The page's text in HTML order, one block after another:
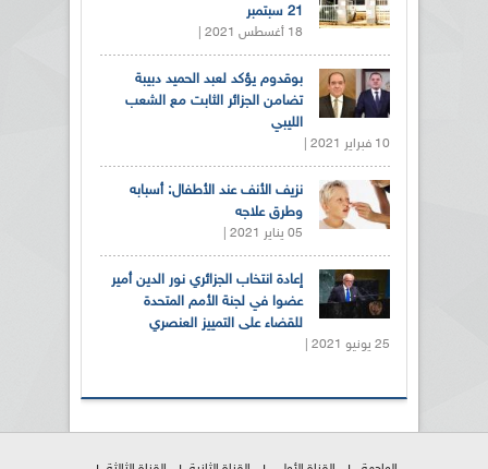
21 سبتمبر
18 أغسطس 2021 |
بوقدوم يؤكد لعبد الحميد دبيبة
تضامن الجزائر الثابت مع الشعب
الليبي
10 فبراير 2021 |
نزيف الأنف عند الأطفال: أسبابه
وطرق علاجه
05 يناير 2021 |
إعادة انتخاب الجزائري نور الدين أمير
عضوا في لجنة الأمم المتحدة
للقضاء على التمييز العنصري
25 يونيو 2021 |